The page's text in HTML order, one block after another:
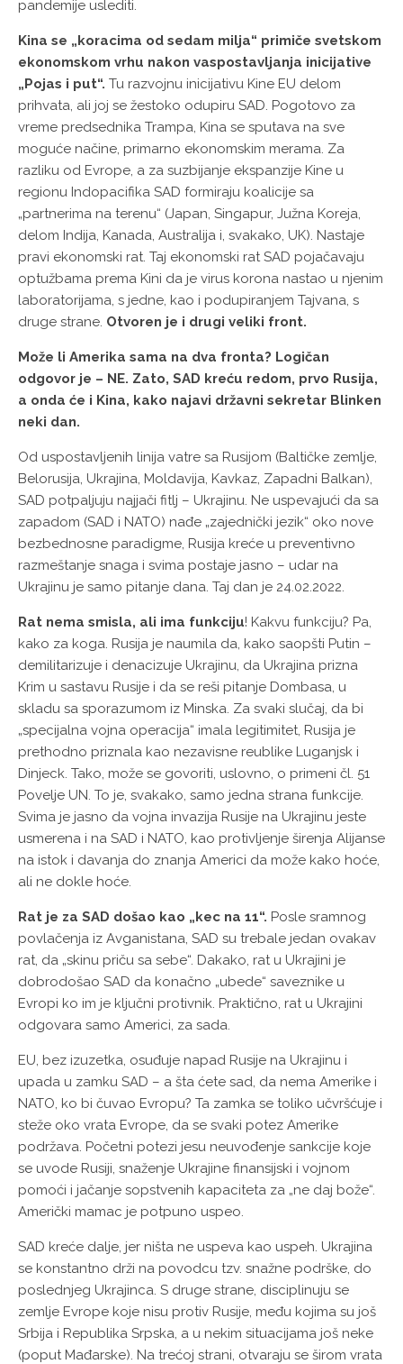
pandemije uslediti.
Kina se „koracima od sedam milja“ primiče svetskom
ekonomskom vrhu nakon vaspostavljanja inicijative
„Pojas i put“. Tu razvojnu inicijativu Kine EU delom
prihvata, ali joj se žestoko odupiru SAD. Pogotovo za
vreme predsednika Trampa, Kina se sputava na sve
moguće načine, primarno ekonomskim merama. Za
razliku od Evrope, a za suzbijanje ekspanzije Kine u
regionu Indopacifika SAD formiraju koalicije sa
„partnerima na terenu“ (Japan, Singapur, Južna Koreja,
delom Indija, Kanada, Australija i, svakako, UK). Nastaje
pravi ekonomski rat. Taj ekonomski rat SAD pojačavaju
optužbama prema Kini da je virus korona nastao u njenim
laboratorijama, s jedne, kao i podupiranjem Tajvana, s
druge strane. Otvoren je i drugi veliki front.
Može li Amerika sama na dva fronta? Logičan
odgovor je – NE. Zato, SAD kreću redom, prvo Rusija,
a onda će i Kina, kako najavi državni sekretar Blinken
neki dan.
Od uspostavljenih linija vatre sa Rusijom (Baltičke zemlje,
Belorusija, Ukrajina, Moldavija, Kavkaz, Zapadni Balkan),
SAD potpaljuju najjači fitlj – Ukrajinu. Ne uspevajući da sa
zapadom (SAD i NATO) nađe „zajednički jezik“ oko nove
bezbednosne paradigme, Rusija kreće u preventivno
razmeštanje snaga i svima postaje jasno – udar na
Ukrajinu je samo pitanje dana. Taj dan je 24.02.2022.
Rat nema smisla, ali ima funkciju! Kakvu funkciju? Pa,
kako za koga. Rusija je naumila da, kako saopšti Putin –
demilitarizuje i denacizuje Ukrajinu, da Ukrajina prizna
Krim u sastavu Rusije i da se reši pitanje Dombasa, u
skladu sa sporazumom iz Minska. Za svaki slučaj, da bi
„specijalna vojna operacija“ imala legitimitet, Rusija je
prethodno priznala kao nezavisne reublike Luganjsk i
Dinjeck. Tako, može se govoriti, uslovno, o primeni čl. 51
Povelje UN. To je, svakako, samo jedna strana funkcije.
Svima je jasno da vojna invazija Rusije na Ukrajinu jeste
usmerena i na SAD i NATO, kao protivljenje širenja Alijanse
na istok i davanja do znanja Americi da može kako hoće,
ali ne dokle hoće.
Rat je za SAD došao kao „kec na 11“. Posle sramnog
povlačenja iz Avganistana, SAD su trebale jedan ovakav
rat, da „skinu priču sa sebe“. Dakako, rat u Ukrajini je
dobrodošao SAD da konačno „ubede“ saveznike u
Evropi ko im je ključni protivnik. Praktično, rat u Ukrajini
odgovara samo Americi, za sada.
EU, bez izuzetka, osuđuje napad Rusije na Ukrajinu i
upada u zamku SAD – a šta ćete sad, da nema Amerike i
NATO, ko bi čuvao Evropu? Ta zamka se toliko učvršćuje i
steže oko vrata Evrope, da se svaki potez Amerike
podržava. Početni potezi jesu neuvođenje sankcije koje
se uvode Rusiji, snaženje Ukrajine finansijski i vojnom
pomoći i jačanje sopstvenih kapaciteta za „ne daj bože“.
Američki mamac je potpuno uspeo.
SAD kreće dalje, jer ništa ne uspeva kao uspeh. Ukrajina
se konstantno drži na povodcu tzv. snažne podrške, do
poslednjeg Ukrajinca. S druge strane, disciplinuju se
zemlje Evrope koje nisu protiv Rusije, među kojima su još
Srbija i Republika Srpska, a u nekim situacijama još neke
(poput Mađarske). Na trećoj strani, otvaraju se širom vrata